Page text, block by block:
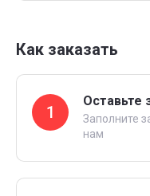
Как заказать
1
Оставьте
Заполните
нам